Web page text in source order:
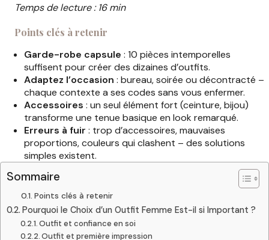
Temps de lecture : 16 min
Points clés à retenir
Garde-robe capsule : 10 pièces intemporelles
suffisent pour créer des dizaines d’outfits.
Adaptez l’occasion : bureau, soirée ou décontracté –
chaque contexte a ses codes sans vous enfermer.
Accessoires : un seul élément fort (ceinture, bijou)
transforme une tenue basique en look remarqué.
Erreurs à fuir : trop d’accessoires, mauvaises
proportions, couleurs qui clashent – des solutions
simples existent.
Sommaire
Points clés à retenir
Pourquoi le Choix d’un Outfit Femme Est-il si Important ?
Outfit et confiance en soi
Outfit et première impression